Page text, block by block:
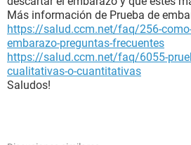
Más información de Prueba de
https://salud.ccm.net/faq/256-
embarazo-preguntas-frecuentes
https://salud.ccm.net/faq/6055-
cualitativas-o-cuantitativas
Saludos!